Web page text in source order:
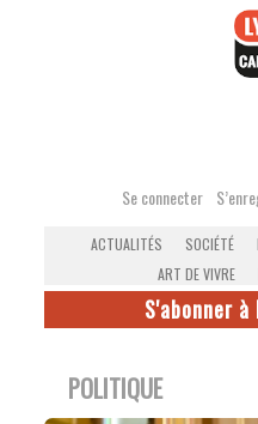
Se connecter
ACTUALITÉS SOCIÉTÉ
ART DE VIVRE
S'abonner
POLITIQUE